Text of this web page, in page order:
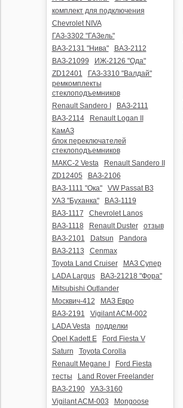
комплект для подключения
Chevrolet NIVA
ГАЗ-3302 "ГАЗель"
ВАЗ-2131 "Нива"
ВАЗ-2112
ВАЗ-21099
ИЖ-2126 "Ода"
ZD12401
ГАЗ-3310 "Валдай"
ремкомплекты
стеклоподъемников
Renault Sandero I
ВАЗ-2111
ВАЗ-2114
Renault Logan II
КамАЗ
блок переключателей
стеклоподъемников
МАКС-2 Vesta
Renault Sandero II
ZD12405
ВАЗ-2106
ВАЗ-1111 "Ока"
VW Passat B3
УАЗ "Буханка"
ВАЗ-1119
ВАЗ-1117
Chevrolet Lanos
ВАЗ-1118
Renault Duster
отзыв
ВАЗ-2101
Datsun
Pandora
ВАЗ-2113
Cenmax
Toyota Land Cruiser
МАЗ Супер
LADA Largus
ВАЗ-21218 "Фора"
Mitsubishi Outlander
Москвич-412
МАЗ Евро
ВАЗ-2191
Vigilant ACM-002
LADA Vesta
подделки
Opel Kadett E
Ford Fiesta V
Saturn
Toyota Corolla
Renault Megane I
Ford Fiesta
тесты
Land Rover Freelander
ВАЗ-2190
УАЗ-3160
Vigilant ACM-003
Mongoose